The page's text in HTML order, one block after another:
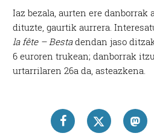
Iaz bezala, aurten ere
dituzte, gaurtik aurrera.
la fête – Bestadendan jaso
6 euroren trukean; danborrak
urtarrilaren 26a da, asteazkena.